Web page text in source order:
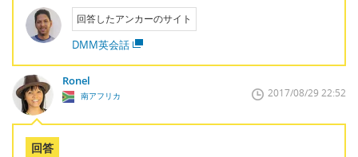
回答したアンカーのサイト
DMM英会話
Ronel
南アフリカ 2017/08/29 22:52
回答